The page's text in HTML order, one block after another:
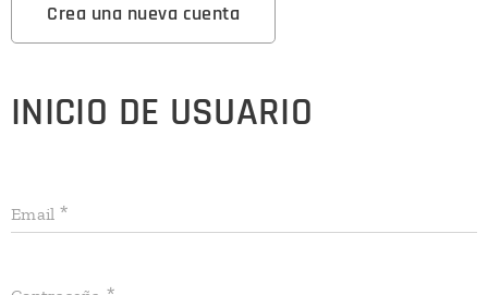
Crea una nueva cuenta
INICIO DE USUARIO
Email